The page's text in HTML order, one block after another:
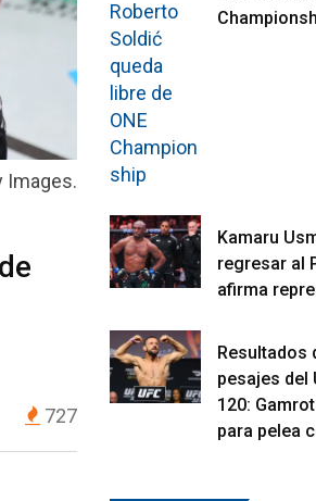
Images.
727
Kamaru
regresar al
afirma
Resultados
pesajes del
120:
para pelea